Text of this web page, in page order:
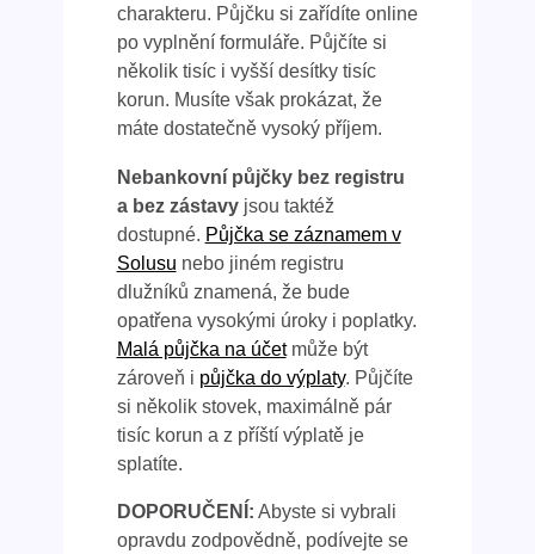
charakteru. Půjčku si zařídíte online
po vyplnění formuláře. Půjčíte si
několik tisíc i vyšší desítky tisíc
korun. Musíte však prokázat, že
máte dostatečně vysoký příjem.
Nebankovní půjčky bez registru
a bez zástavyjsou taktéž
dostupné. Půjčka se záznamem v
Solusu nebo jiném registru
dlužníků znamená, že bude
opatřena vysokými úroky i poplatky.
Malá půjčka na účetmůže být
zároveň i půjčka do výplaty. Půjčíte
si několik stovek, maximálně pár
tisíc korun a z příští výplatě je
splatíte.
DOPORUČENÍ: Abyste si vybrali
opravdu zodpovědně, podívejte se